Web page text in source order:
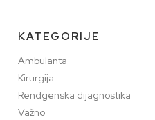
KATEGORIJE
Ambulanta
Kirurgija
Rendgenska dijagnostika
Važno